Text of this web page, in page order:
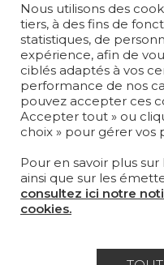
LA MAISON
OÙ NOUS
Carrière
Nous utilisons des
tiers, à des fins de
statistiques, de
expérience, afin de
ciblés adaptés à vos
performance de nos
pouvez accepter ces
Accepter tout » ou
choix » pour gérer vos
Pour en savoir plus
ainsi que sur les
consultez ici notre
cookies.